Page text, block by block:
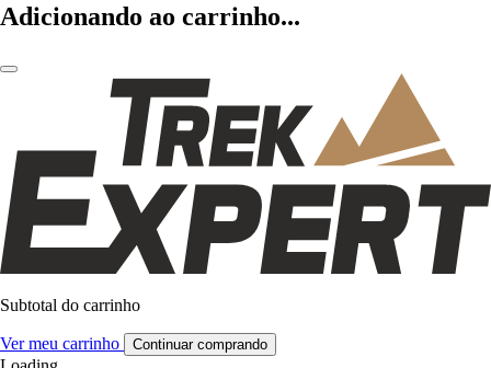
Adicionando ao carrinho...
Subtotal do carrinho
Ver meu carrinho Continuar comprando